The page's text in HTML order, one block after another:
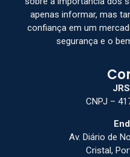
apenas informar, mas
confiança em um
segurança e o
CNPJ –
Av. Diário de
Cristal,